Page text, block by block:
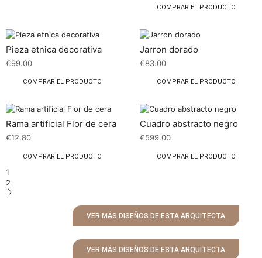
COMPRAR EL PRODUCTO
Pieza etnica decorativa
€99.00
COMPRAR EL PRODUCTO
Jarron dorado
€83.00
COMPRAR EL PRODUCTO
Rama artificial Flor de cera
€12.80
COMPRAR EL PRODUCTO
Cuadro abstracto negro
€599.00
COMPRAR EL PRODUCTO
1
2
VER MÁS DISEÑOS DE ESTA ARQUITECTA
VER MÁS DISEÑOS DE ESTA ARQUITECTA